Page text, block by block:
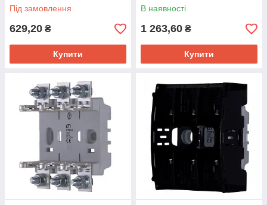
Під замовлення
629,20 ₴
Купити
В наявності
1 263,60 ₴
Купити